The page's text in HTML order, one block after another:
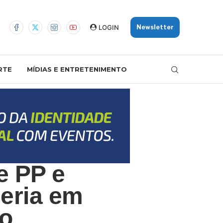
LOGIN Newsletter
MÍDIAS E ENTRETENIMENTO
PP e
em